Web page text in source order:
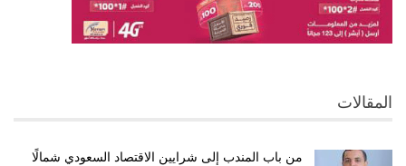
المقالات
من باب المندب إلى شرايين الاقتصاد السعودي شمالًا